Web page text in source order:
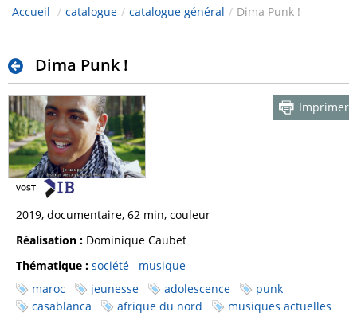
Accueil / catalogue / catalogue général / Dima Punk !
Dima Punk !
Imprimer
2019, documentaire, 62 min, couleur
Réalisation : Dominique Caubet
Thématique : société
musique
maroc
jeunesse adolescence
punk
casablanca
afrique du nord musiques actuelles